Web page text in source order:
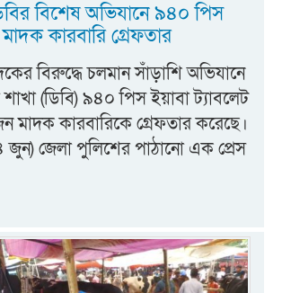
বিশেষ অভিযানে ৯৪০ পিস
কারবারি গ্রেফতার
বিরুদ্ধে চলমান সাঁড়াশি অভিযানে
(ডিবি) ৯৪০ পিস ইয়াবা ট্যাবলেট
মাদক কারবারিকে গ্রেফতার করেছে।
জুন) জেলা পুলিশের পাঠানো এক প্রেস